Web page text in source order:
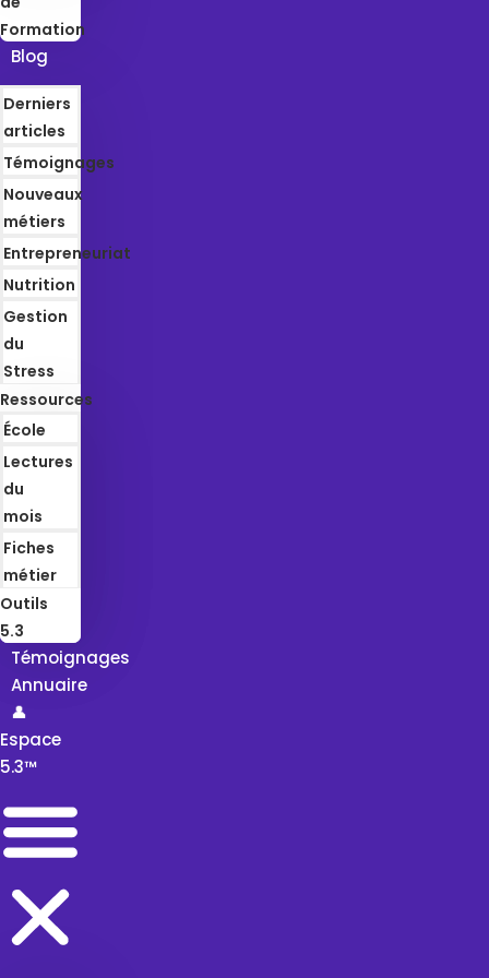
Formation
Blog
Derniers
articles
Témoignages
Nouveaux
métiers
Entrepreneuriat
Nutrition
Gestion
du
Stress
Ressources
École
Lectures
du
mois
Fiches
métier
Outils
5.3
Témoignages
Annuaire
👤
Espace
5.3™